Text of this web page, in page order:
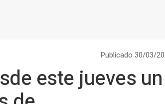
Publicado 30/03/
este jueves un